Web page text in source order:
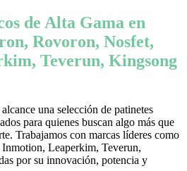
de Alta Gama en
Rovoron, Nosfet,
Teverun, Kingsong
una selección de patinetes
para quienes buscan algo más que
Trabajamos con marcas líderes como
Leaperkim, Teverun,
por su innovación, potencia y